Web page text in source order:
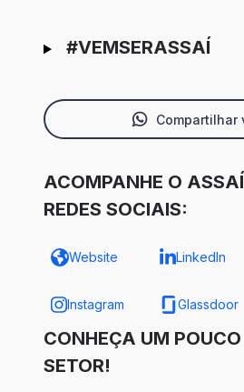
#VEMSERASSAÍ
Compartilhar
ACOMPANHE O
REDES SOCIAIS:
Website LinkedIn
Instagram Glassdoor
CONHEÇA UM
SETOR!